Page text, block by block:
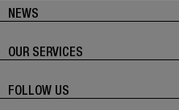
NEWS
OUR SERVICES
FOLLOW US